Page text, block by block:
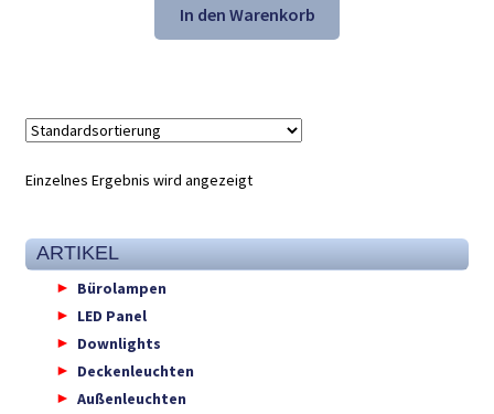
war:
26,24 €
ist:
16,98 €.
In den Warenkorb
Einzelnes Ergebnis wird angezeigt
ARTIKEL
Bürolampen
LED Panel
Downlights
Deckenleuchten
Außenleuchten